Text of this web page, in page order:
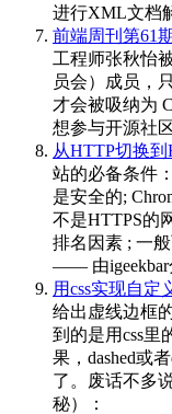
进行XML文档
前端周刊第61
工程师张秋怡
员会）成员，
才会被吸纳为
想参与开源社
从HTTP切换
站的必备条件
是安全的;
不是HTTPS的
排名因素 ; 一
—— 由igeekbar
用css实现自定
给出虚线边框
到的是用css里
果，dashed或
了。废话不多
秘）：